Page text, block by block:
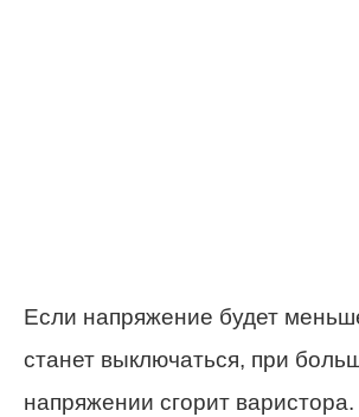
Если напряжение будет
станет выключаться, при
напряжении сгорит варистора.